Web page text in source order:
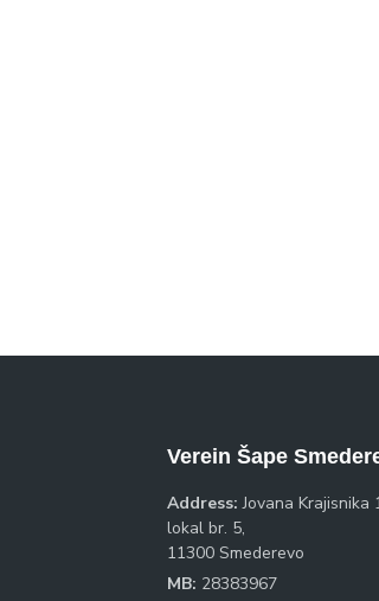
Verein Šape
Address: Jovana Krajisnika
lokal br. 5,
11300 Smederevo
MB: 28383967